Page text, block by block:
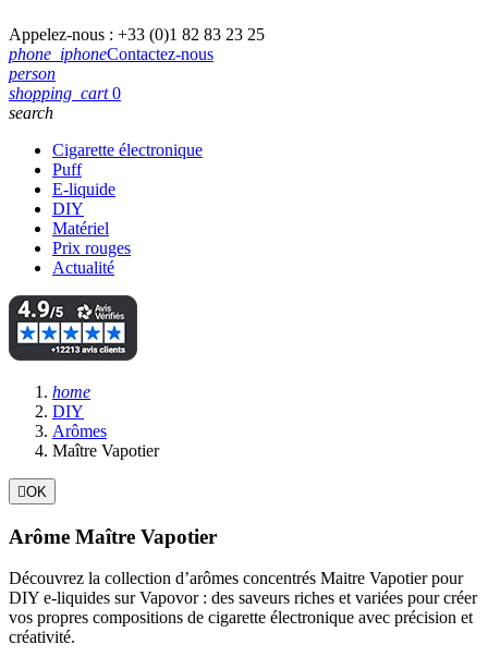
Appelez-nous : +33 (0)1 82 83 23 25
phone_iphoneContactez-nous
person
shopping_cart 0
search
Cigarette électronique
Puff
E-liquide
DIY
Matériel
Prix rouges
Actualité
home
DIY
Arômes
Maître Vapotier
OK
Arôme Maître Vapotier
Découvrez la collection d’arômes concentrés Maitre Vapotier pour
DIY e-liquides sur Vapovor : des saveurs riches et variées pour créer
vos propres compositions de cigarette électronique avec précision et
créativité.